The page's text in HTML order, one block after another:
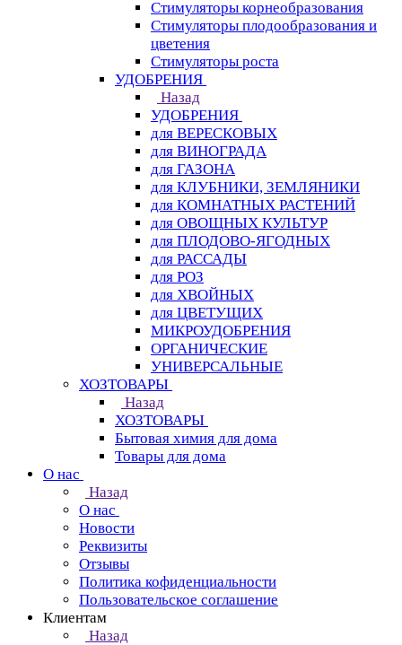
Стимуляторы корнеобразования
Стимуляторы плодообразования и
цветения
Стимуляторы роста
УДОБРЕНИЯ
Назад
УДОБРЕНИЯ
для ВЕРЕСКОВЫХ
для ВИНОГРАДА
для ГАЗОНА
для КЛУБНИКИ, ЗЕМЛЯНИКИ
для КОМНАТНЫХ РАСТЕНИЙ
для ОВОЩНЫХ КУЛЬТУР
для ПЛОДОВО-ЯГОДНЫХ
для РАССАДЫ
для РОЗ
для ХВОЙНЫХ
для ЦВЕТУЩИХ
МИКРОУДОБРЕНИЯ
ОРГАНИЧЕСКИЕ
УНИВЕРСАЛЬНЫЕ
ХОЗТОВАРЫ
Назад
ХОЗТОВАРЫ
Бытовая химия для дома
Товары для дома
О нас
Назад
О нас
Новости
Реквизиты
Отзывы
Политика кофиденциальности
Пользовательское соглашение
Клиентам
Назад